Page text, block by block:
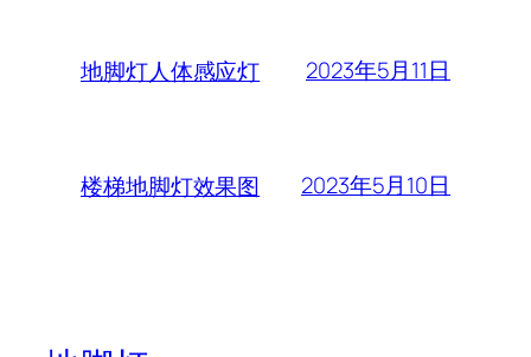
地脚灯人体感应灯 2023年5月11日
楼梯地脚灯效果图 2023年5月10日